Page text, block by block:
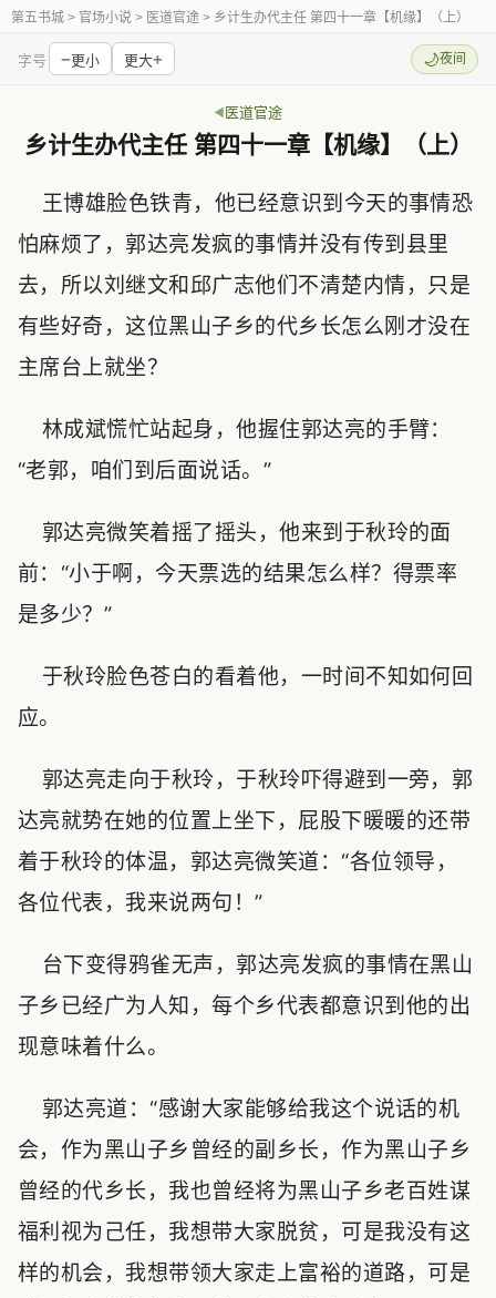
第五书城 > 官场小说 > 医道官途 > 乡计生办代主任 第四十一章【机缘】（上）
字号 −更小 更大+ 🌙夜间
医道官途
乡计生办代主任 第四十一章【机缘】（上）
王博雄脸色铁青，他已经意识到今天的事情恐
怕麻烦了，郭达亮发疯的事情并没有传到县里
去，所以刘继文和邱广志他们不清楚内情，只是
有些好奇，这位黑山子乡的代乡长怎么刚才没在
主席台上就坐？
林成斌慌忙站起身，他握住郭达亮的手臂：
“老郭，咱们到后面说话。”
郭达亮微笑着摇了摇头，他来到于秋玲的面
前：“小于啊，今天票选的结果怎么样？得票率
是多少？”
于秋玲脸色苍白的看着他，一时间不知如何回
应。
郭达亮走向于秋玲，于秋玲吓得避到一旁，郭
达亮就势在她的位置上坐下，屁股下暖暖的还带
着于秋玲的体温，郭达亮微笑道：“各位领导，
各位代表，我来说两句！”
台下变得鸦雀无声，郭达亮发疯的事情在黑山
子乡已经广为人知，每个乡代表都意识到他的出
现意味着什么。
郭达亮道：“感谢大家能够给我这个说话的机
会，作为黑山子乡曾经的副乡长，作为黑山子乡
曾经的代乡长，我也曾经将为黑山子乡老百姓谋
福利视为己任，我想带大家脱贫，可是我没有这
样的机会，我想带领大家走上富裕的道路，可是